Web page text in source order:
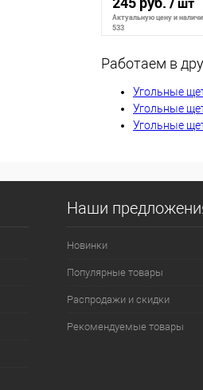
/ шт
Актуальную цену и
533
К сравнению
Работаем в
Угольные
Угольные
Угольные
Наши
Новинки
Популярные товары
Распродажи и скидки
Рекомендуемые товары